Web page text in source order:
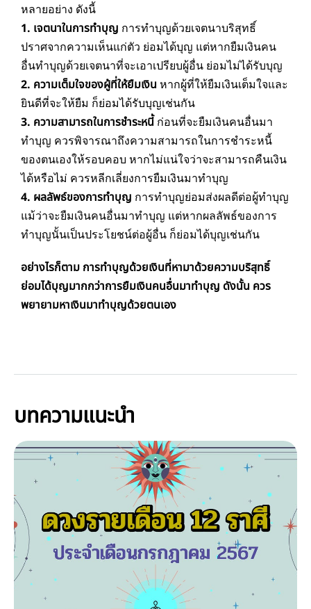
หลายอย่าง ดังนี้
1. เจตนาในการทำบุญ การทำบุญด้วยเจตนาบริสุทธิ์
ปราศจากความเห็นแก่ตัว ย่อมได้บุญ แต่หากยืมเงินคน
อื่นทำบุญด้วยเจตนาที่จะเอาเปรียบผู้อื่น ย่อมไม่ได้รับบุญ
2. ความเต็มใจของผู้ที่ให้ยืมเงิน หากผู้ที่ให้ยืมเงินเต็มใจและ
ยินดีที่จะให้ยืม ก็ย่อมได้รับบุญเช่นกัน
3. ความสามารถในการชำระหนี้ก่อนที่จะยืมเงินคนอื่นมา
ทำบุญ ควรพิจารณาถึงความสามารถในการชำระหนี้
ของตนเองให้รอบคอบ หากไม่แน่ใจว่าจะสามารถคืนเงิน
ได้หรือไม่ ควรหลีกเลี่ยงการยืมเงินมาทำบุญ
4. ผลลัพธ์ของการทำบุญ การทำบุญย่อมส่งผลดีต่อผู้ทำบุญ
แม้ว่าจะยืมเงินคนอื่นมาทำบุญ แต่หากผลลัพธ์ของการ
ทำบุญนั้นเป็นประโยชน์ต่อผู้อื่น ก็ย่อมได้บุญเช่นกัน
อย่างไรก็ตาม การทำบุญด้วยเงินที่หามาด้วยความบริสุทธิ์
ย่อมได้บุญมากกว่าการยืมเงินคนอื่นมาทำบุญ ดังนั้น ควร
พยายามหาเงินมาทำบุญด้วยตนเอง
บทความแนะนำ